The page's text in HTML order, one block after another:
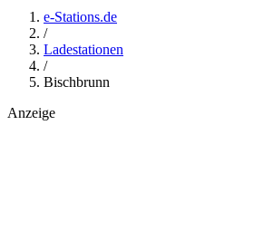
e-Stations.de
/
Ladestationen
/
Bischbrunn
Anzeige